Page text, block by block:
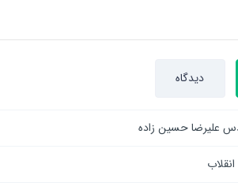
دیدگاه
علیرضا حسین زاده